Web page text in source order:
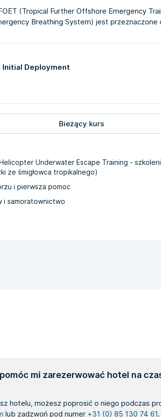
(Tropical Further Offshore Emergency
Breathing System) jest przeznaczone
Initial Deployment
Bieżący kurs
Underwater Escape Training -
ze śmigłowca tropikalnego)
i pierwsza pomoc
i samoratownictwo
mi zarezerwować hotel na
hotelu, możesz poprosić o niego podczas
lub zadzwoń pod numer +31 (0) 85 130 74 61